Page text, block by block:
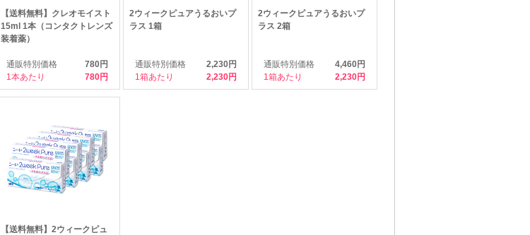
【送料無料】クレオモイスト
15ml 1本（コンタクトレンズ
装着薬）
通販特別価格
780円
1本あたり
780
2ウィークピュアうるおいプ
ラス 1箱
通販特別価格
2,230円
1箱あたり
2,230
2ウィークピュアうるおいプ
ラス 2箱
通販特別価格
4,460円
1箱あたり
2,230
【送料無料】2ウィークピュ